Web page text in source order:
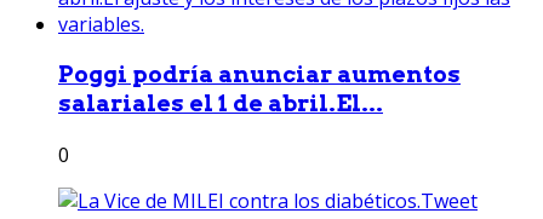
Poggi podría anunciar aumentos
salariales el 1 de abril.El...
0